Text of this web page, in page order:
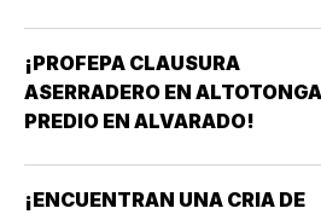
¡PROFEPA CLAUSURA
ASERRADERO EN
PREDIO EN ALVARADO!
¡ENCUENTRAN UNA CRIA DE